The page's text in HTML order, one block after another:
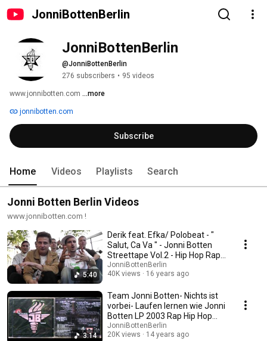
JonniBottenBerlin
JonniBottenBerlin
@JonniBottenBerlin
276 subscribers • 95 videos
www.jonnibotten.com ...more
jonnibotten.com
Subscribe
Home Videos Playlists Search
Jonni Botten Berlin Videos
www.jonnibotten.com !
5:40
Derik feat. Efka/ Polobeat - "
Salut, Ca Va " - Jonni Botten
Streettape Vol.2 - Hip Hop Rap
Berlin
JonniBottenBerlin
40K views
16 years ago
3:14
Team Jonni Botten- Nichts ist
vorbei- Laufen lernen wie Jonni
Botten LP 2003 Rap Hip Hop
Berlin
JonniBottenBerlin
20K views
14 years ago